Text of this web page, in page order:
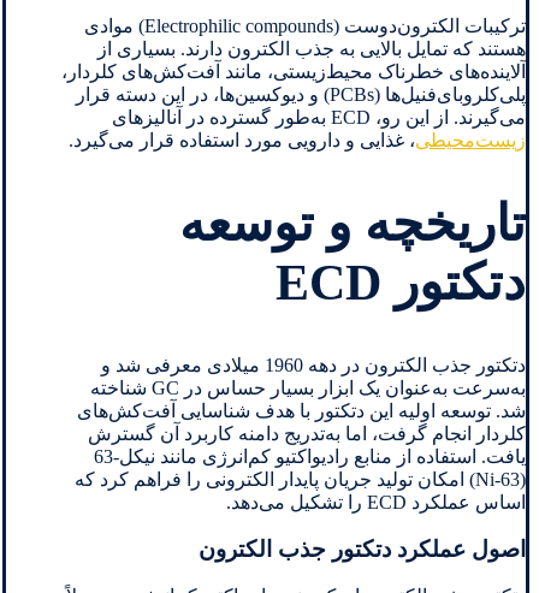
ترکیبات الکترون‌دوست (Electrophilic compounds) موادی
هستند که تمایل بالایی به جذب الکترون دارند. بسیاری از
آلاینده‌های خطرناک محیط‌زیستی، مانند آفت‌کش‌های کلردار،
پلی‌کلروبای‌فنیل‌ها (PCBs) و دیوکسین‌ها، در این دسته قرار
می‌گیرند. از این رو، ECD به‌طور گسترده در آنالیزهای
زیست‌محیطی، غذایی و دارویی مورد استفاده قرار می‌گیرد.
تاریخچه و توسعه
دتکتور ECD
دتکتور جذب الکترون در دهه 1960 میلادی معرفی شد و
به‌سرعت به‌عنوان یک ابزار بسیار حساس در GC شناخته
شد. توسعه اولیه این دتکتور با هدف شناسایی آفت‌کش‌های
کلردار انجام گرفت، اما به‌تدریج دامنه کاربرد آن گسترش
یافت. استفاده از منابع رادیواکتیو کم‌انرژی مانند نیکل-63
(Ni-63) امکان تولید جریان پایدار الکترونی را فراهم کرد که
اساس عملکرد ECD را تشکیل می‌دهد.
اصول عملکرد دتکتور جذب الکترون